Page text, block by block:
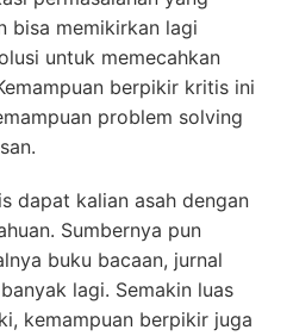
bisa memikirkan lagi
untuk memecahkan
berpikir kritis ini
problem solving
dapat kalian asah dengan
Sumbernya pun
buku bacaan, jurnal
lagi. Semakin luas
kemampuan berpikir juga